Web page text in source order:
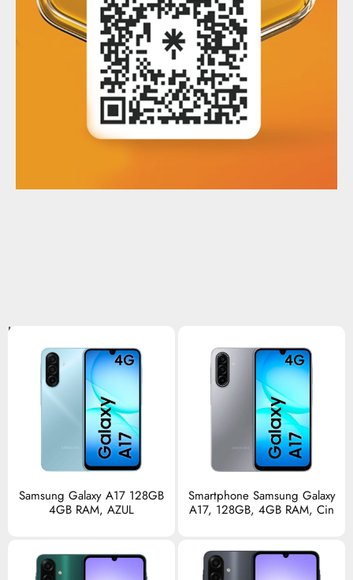
Linha Smartphones
Samsung Galaxy A17 128GB
4GB RAM, AZUL
Smartphone Samsung Galaxy
A17, 128GB, 4GB RAM, Cin